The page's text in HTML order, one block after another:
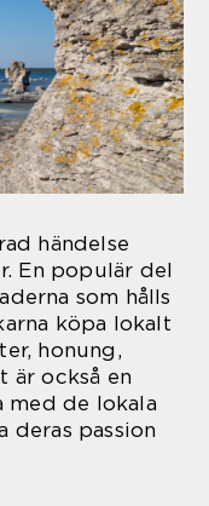
händelse
En populär del
som hålls
köpa lokalt
honung,
är också en
de lokala
deras passion